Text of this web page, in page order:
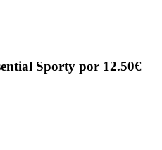
Sporty por 12.50€